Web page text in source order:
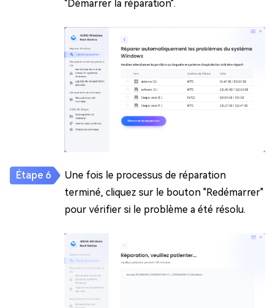
"Démarrer la réparation".
Une fois le processus de réparation
terminé, cliquez sur le bouton "Redémarrer"
pour vérifier si le problème a été résolu.